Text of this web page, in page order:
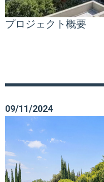
プロジェクト概要
09/11/2024